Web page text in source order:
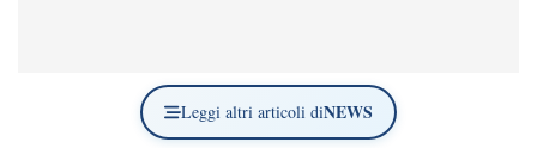
Leggi altri articoli diNEWS